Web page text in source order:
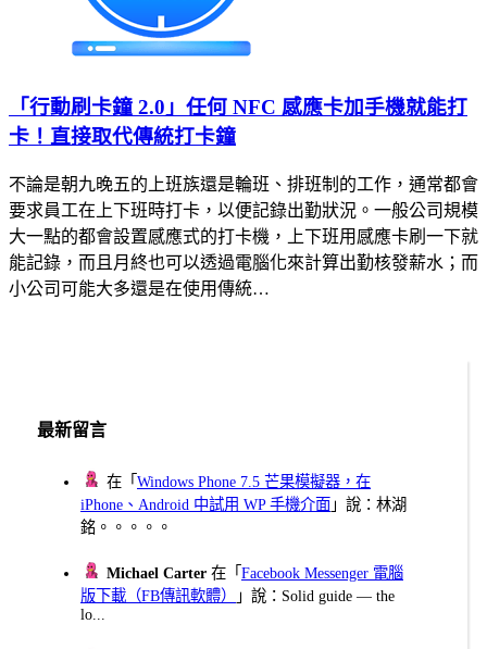
「行動刷卡鐘 2.0」任何 NFC 感應卡加手機就能打
卡！直接取代傳統打卡鐘
不論是朝九晚五的上班族還是輪班、排班制的工作，通常都會
要求員工在上下班時打卡，以便記錄出勤狀況。一般公司規模
大一點的都會設置感應式的打卡機，上下班用感應卡刷一下就
能記錄，而且月終也可以透過電腦化來計算出勤核發薪水；而
小公司可能大多還是在使用傳統…
最新留言
在「Windows Phone 7.5 芒果模擬器，在
iPhone、Android 中試用 WP 手機介面 」說：林湖
銘。。。。。
Michael Carter 在「Facebook Messenger 電腦
版下載（FB傳訊軟體）
」說：Solid guide — the
lo...